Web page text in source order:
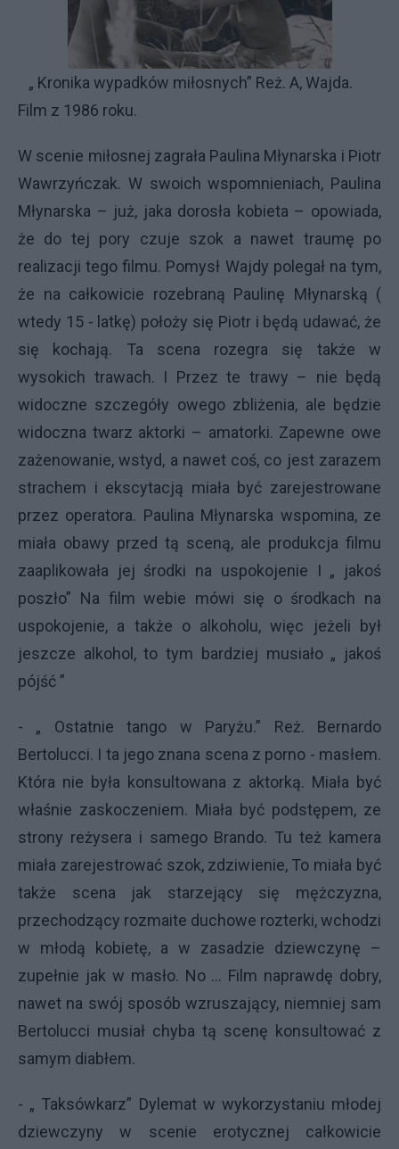
„ Kronika wypadków miłosnych” Reż. A, Wajda.
Film z 1986 roku.
W scenie miłosnej zagrała Paulina Młynarska i Piotr
Wawrzyńczak. W swoich wspomnieniach, Paulina
Młynarska – już, jaka dorosła kobieta – opowiada,
że do tej pory czuje szok a nawet traumę po
realizacji tego filmu. Pomysł Wajdy polegał na tym,
że na całkowicie rozebraną Paulinę Młynarską (
wtedy 15 - latkę) położy się Piotr i będą udawać, że
się kochają. Ta scena rozegra się także w
wysokich trawach. I Przez te trawy – nie będą
widoczne szczegóły owego zbliżenia, ale będzie
widoczna twarz aktorki – amatorki. Zapewne owe
zażenowanie, wstyd, a nawet coś, co jest zarazem
strachem i ekscytacją miała być zarejestrowane
przez operatora. Paulina Młynarska wspomina, ze
miała obawy przed tą sceną, ale produkcja filmu
zaaplikowała jej środki na uspokojenie I „ jakoś
poszło” Na film webie mówi się o środkach na
uspokojenie, a także o alkoholu, więc jeżeli był
jeszcze alkohol, to tym bardziej musiało „ jakoś
pójść ”
- „ Ostatnie tango w Paryżu.” Reż. Bernardo
Bertolucci. I ta jego znana scena z porno - masłem.
Która nie była konsultowana z aktorką. Miała być
właśnie zaskoczeniem. Miała być podstępem, ze
strony reżysera i samego Brando. Tu też kamera
miała zarejestrować szok, zdziwienie, To miała być
także scena jak starzejący się mężczyzna,
przechodzący rozmaite duchowe rozterki, wchodzi
w młodą kobietę, a w zasadzie dziewczynę –
zupełnie jak w masło. No ... Film naprawdę dobry,
nawet na swój sposób wzruszający, niemniej sam
Bertolucci musiał chyba tą scenę konsultować z
samym diabłem.
- „ Taksówkarz” Dylemat w wykorzystaniu młodej
dziewczyny w scenie erotycznej całkowicie